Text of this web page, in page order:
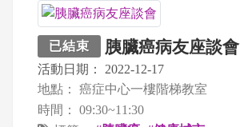
已結束 胰臟癌病友座談會
活動日期：
2022-12-17
地點：
癌症中心一樓階梯教室
時間：
09:30~11:30